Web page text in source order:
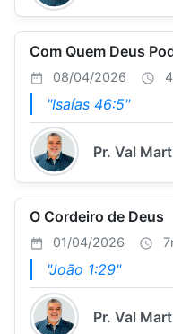
Com Quem Deus
08/04/2026
"Isaías 46:5"
Pr. Val
O Cordeiro de Deus
01/04/2026
"João 1:29"
Pr. Val